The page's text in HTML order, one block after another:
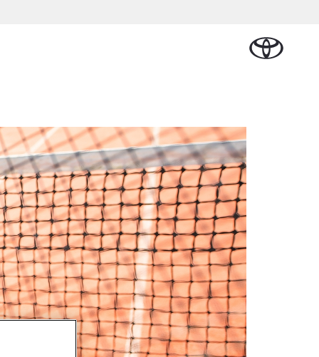
€ 32.995,-
C-HR
ALS PLUG-IN
Vraag een brochure aan
Bekijk de verwachte
modellen
Onderdelen
Accessoires
Banden
Werkplaatsafspraak
maken
Contact en Route
Thuislaadpakketten
Laadpas
Energie en slim laden
Bedrijfswagens op
maat
Financieren of
leasen
Verzekeren
Vraag een
brochure
aan
Contact en
Route